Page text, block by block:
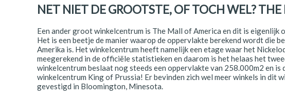
Schotland
Spanje
Zuid-Afrika
Zweden
NET NIET DE GROOTSTE, OF TOCH WEL?
Een ander groot winkelcentrum is The Mall of America en dit is eigenlijk
Het is een beetje de manier waarop de oppervlakte berekend wordt die
Amerika is. Het winkelcentrum heeft namelijk een etage waar het
meegerekend in de officiële statistieken en daarom is het helaas het
winkelcentrum beslaat nog steeds een oppervlakte van 258.000m2 en is
winkelcentrum King of Prussia! Er bevinden zich wel meer winkels in dit
gevestigd in Bloomington, Minesota.